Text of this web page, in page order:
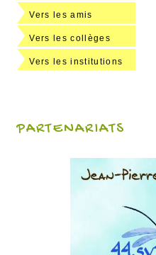
Vers les amis
Vers les collèges
Vers les institutions
PARTENARIATS